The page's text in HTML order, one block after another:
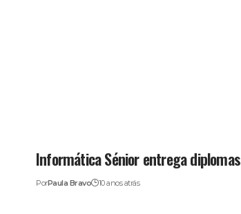
Informática Sénior entrega diplomas
PorPaula Bravo 10 anos atrás